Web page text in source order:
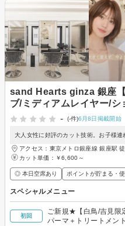
sand Hearts ginza 銀座
ブ/ミディアムレイヤー/シ
-
(-件)6月8日掲載開始
大人女性に好評のカット技術。お子様連
アクセス：東京メトロ銀座線 銀座駅
カット単価： ￥6,600～
◎ 本日空席あり ポイントが貯まる・
スペシャルメニュー
初回
ご新規★【白鳥/吉見限
パーマ＋トリートメン